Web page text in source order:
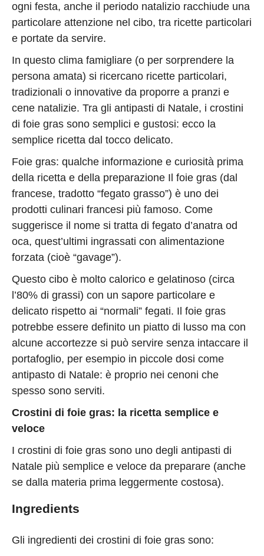
Policy
Cambia
Impostazioni
Privacy
Policy
ogni festa, anche il periodo natalizio racchiude una
particolare attenzione nel cibo, tra ricette particolari
e portate da servire.
In questo clima famigliare (o per sorprendere la
persona amata) si ricercano ricette particolari,
tradizionali o innovative da proporre a pranzi e
cene natalizie. Tra gli antipasti di Natale, i crostini
di foie gras sono semplici e gustosi: ecco la
semplice ricetta dal tocco delicato.
Foie gras: qualche informazione e curiosità prima
della ricetta e della preparazione Il foie gras (dal
francese, tradotto “fegato grasso”) è uno dei
prodotti culinari francesi più famoso. Come
suggerisce il nome si tratta di fegato d’anatra od
oca, quest’ultimi ingrassati con alimentazione
forzata (cioè “gavage”).
Questo cibo è molto calorico e gelatinoso (circa
l’80% di grassi) con un sapore particolare e
delicato rispetto ai “normali” fegati. Il foie gras
potrebbe essere definito un piatto di lusso ma con
alcune accortezze si può servire senza intaccare il
portafoglio, per esempio in piccole dosi come
antipasto di Natale: è proprio nei cenoni che
spesso sono serviti.
Crostini di foie gras: la ricetta semplice e
veloce
I crostini di foie gras sono uno degli antipasti di
Natale più semplice e veloce da preparare (anche
se dalla materia prima leggermente costosa).
Ingredients
Gli ingredienti dei crostini di foie gras sono: